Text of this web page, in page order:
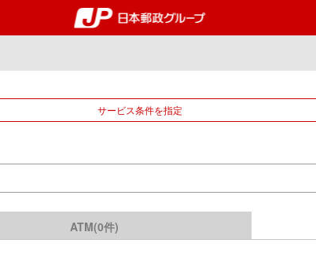
郵便局・日本郵政グループ
サービス条件を指定
ATM(0件)